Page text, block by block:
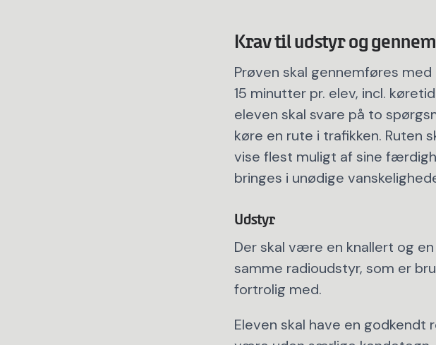
Krav til udstyr og
Prøven skal gennemføres
15 minutter pr. elev, incl.
eleven skal svare på to
køre en rute i trafikken. Ruten
vise flest muligt af sine
bringes i unødige
Udstyr
Der skal være en knallert og
samme radioudstyr, som er
fortrolig med.
Eleven skal have en godkendt